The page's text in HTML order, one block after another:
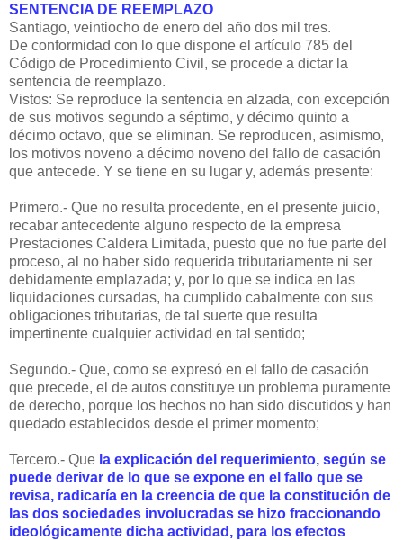
SENTENCIA DE REEMPLAZO
Santiago, veintiocho de enero del año dos mil tres.
De conformidad con lo que dispone el artículo 785 del
Código de Procedimiento Civil, se procede a dictar la
sentencia de reemplazo.
Vistos: Se reproduce la sentencia en alzada, con excepción
de sus motivos segundo a séptimo, y décimo quinto a
décimo octavo, que se eliminan. Se reproducen, asimismo,
los motivos noveno a décimo noveno del fallo de casación
que antecede. Y se tiene en su lugar y, además presente:
Primero.- Que no resulta procedente, en el presente juicio,
recabar antecedente alguno respecto de la empresa
Prestaciones Caldera Limitada, puesto que no fue parte del
proceso, al no haber sido requerida tributariamente ni ser
debidamente emplazada; y, por lo que se indica en las
liquidaciones cursadas, ha cumplido cabalmente con sus
obligaciones tributarias, de tal suerte que resulta
impertinente cualquier actividad en tal sentido;
Segundo.- Que, como se expresó en el fallo de casación
que precede, el de autos constituye un problema puramente
de derecho, porque los hechos no han sido discutidos y han
quedado establecidos desde el primer momento;
Tercero.- Que la explicación del requerimiento, según se
puede derivar de lo que se expone en el fallo que se
revisa, radicaría en la creencia de que la constitución de
las dos sociedades involucradas se hizo fraccionando
ideológicamente dicha actividad, para los efectos